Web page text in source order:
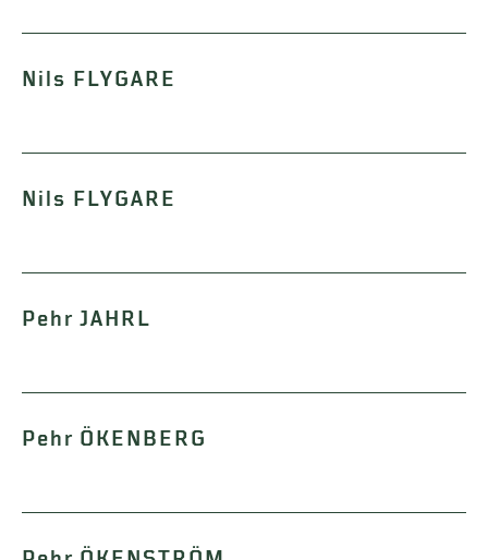
Nils FLYGARE
Nils FLYGARE
Pehr JAHRL
Pehr ÖKENBERG